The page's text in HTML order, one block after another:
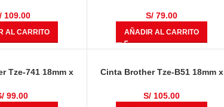
109.00
AL CARRITO
S/ 79.00
AÑADIR AL CARRITO
Tze-741 18mm x
99.00
Cinta Brother Tze-B51 18mm x
Fluorescente
S/ 105.00